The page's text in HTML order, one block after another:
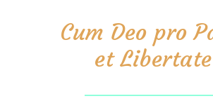
Cum Deo pro
et